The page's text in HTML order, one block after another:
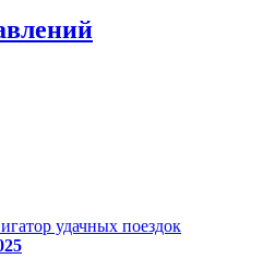
удачных поездок